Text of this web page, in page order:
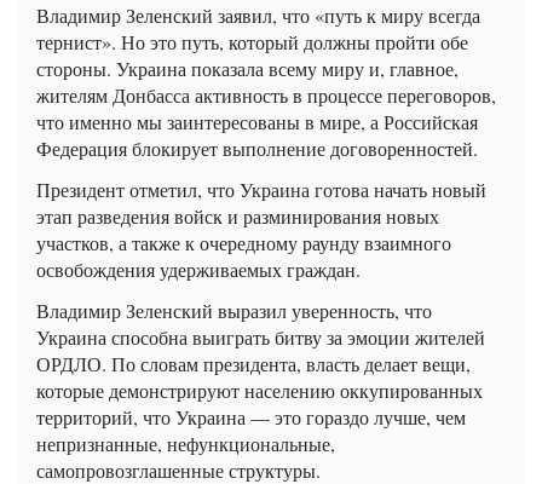
Владимир Зеленский заявил, что «путь к миру всегда
тернист». Но это путь, который должны пройти обе
стороны. Украина показала всему миру и, главное,
жителям Донбасса активность в процессе переговоров,
что именно мы заинтересованы в мире, а Российская
Федерация блокирует выполнение договоренностей.
Президент отметил, что Украина готова начать новый
этап разведения войск и разминирования новых
участков, а также к очередному раунду взаимного
освобождения удерживаемых граждан.
Владимир Зеленский выразил уверенность, что
Украина способна выиграть битву за эмоции жителей
ОРДЛО. По словам президента, власть делает вещи,
которые демонстрируют населению оккупированных
территорий, что Украина — это гораздо лучше, чем
непризнанные, нефункциональные,
самопровозглашенные структуры.